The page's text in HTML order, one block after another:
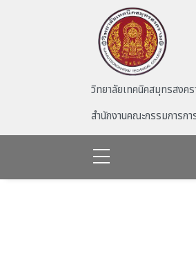
วิทยาลัยเทคนิคสมุทรสงค
สำนักงานคณะกรรมการกา